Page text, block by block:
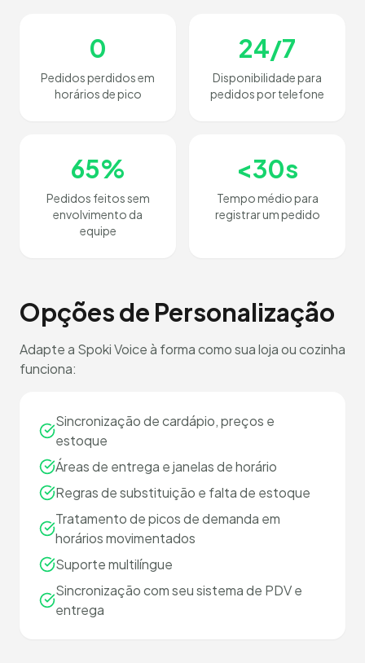
0
Pedidos perdidos em
horários de pico
24/7
Disponibilidade para
pedidos por telefone
65%
Pedidos feitos sem
envolvimento da
equipe
<30s
Tempo médio para
registrar um pedido
Opções de Personalização
Adapte a Spoki Voice à forma como sua loja ou cozinha
funciona:
Sincronização de cardápio, preços e
estoque
Áreas de entrega e janelas de horário
Regras de substituição e falta de estoque
Tratamento de picos de demanda em
horários movimentados
Suporte multilíngue
Sincronização com seu sistema de PDV e
entrega